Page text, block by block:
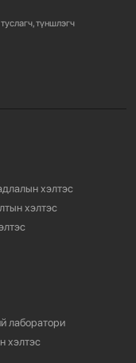
түншлэгч
хэлтэс
хэлтэс
лаборатори
хэлтэс